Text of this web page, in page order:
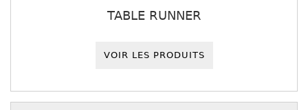
TABLE RUNNER
VOIR LES PRODUITS